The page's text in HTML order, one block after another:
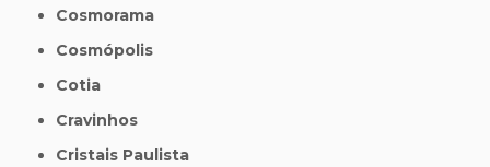
Cosmorama
Cosmópolis
Cotia
Cravinhos
Cristais Paulista